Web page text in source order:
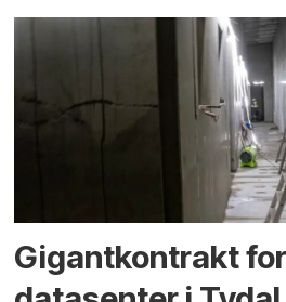
Gigantkontrakt